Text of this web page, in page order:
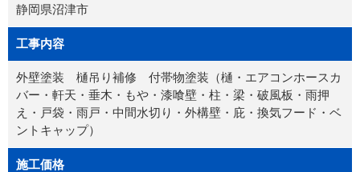
静岡県沼津市
工事内容
外壁塗装 樋吊り補修 付帯物塗装（樋・エアコンホースカ
バー・軒天・垂木・もや・漆喰壁・柱・梁・破風板・雨押
え・戸袋・雨戸・中間水切り・外構壁・庇・換気フード・ベ
ントキャップ）
施工価格